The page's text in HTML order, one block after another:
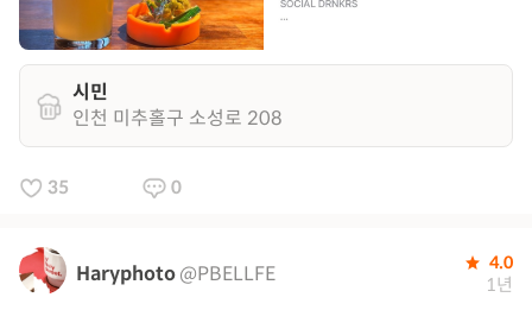
시민
인천 미추홀구 소성로 208
35 0
Haryphoto@PBELLFE 4.0
1년